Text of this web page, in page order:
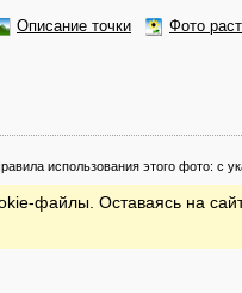
Описание точки
Фото
использования этого фото: с
файлы. Оставаясь на